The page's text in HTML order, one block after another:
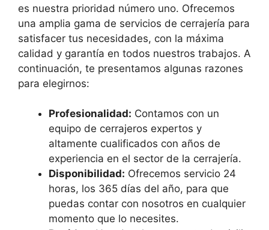
es nuestra prioridad número uno. Ofrecemos
una amplia gama de servicios de cerrajería para
satisfacer tus necesidades, con la máxima
calidad y garantía en todos nuestros trabajos. A
continuación, te presentamos algunas razones
para elegirnos:
Profesionalidad: Contamos con un
equipo de cerrajeros expertos y
altamente cualificados con años de
experiencia en el sector de la cerrajería.
Disponibilidad: Ofrecemos servicio 24
horas, los 365 días del año, para que
puedas contar con nosotros en cualquier
momento que lo necesites.